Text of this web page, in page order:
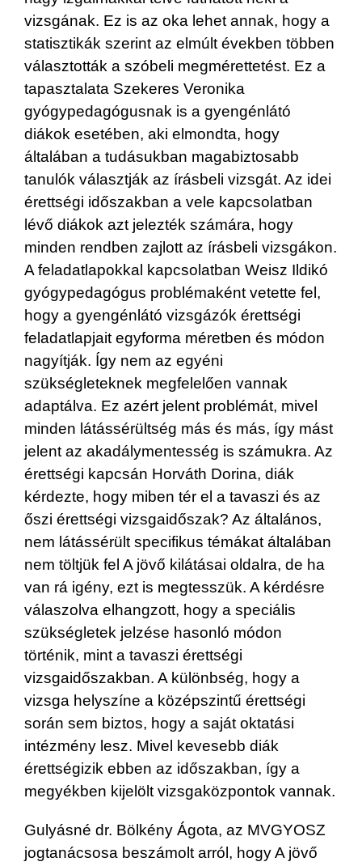
vizsgának. Ez is az oka lehet annak, hogy a
statisztikák szerint az elmúlt években többen
választották a szóbeli megmérettetést. Ez a
tapasztalata Szekeres Veronika
gyógypedagógusnak is a gyengénlátó
diákok esetében, aki elmondta, hogy
általában a tudásukban magabiztosabb
tanulók választják az írásbeli vizsgát. Az idei
érettségi időszakban a vele kapcsolatban
lévő diákok azt jelezték számára, hogy
minden rendben zajlott az írásbeli vizsgákon.
A feladatlapokkal kapcsolatban Weisz Ildikó
gyógypedagógus problémaként vetette fel,
hogy a gyengénlátó vizsgázók érettségi
feladatlapjait egyforma méretben és módon
nagyítják. Így nem az egyéni
szükségleteknek megfelelően vannak
adaptálva. Ez azért jelent problémát, mivel
minden látássérültség más és más, így mást
jelent az akadálymentesség is számukra. Az
érettségi kapcsán Horváth Dorina, diák
kérdezte, hogy miben tér el a tavaszi és az
őszi érettségi vizsgaidőszak? Az általános,
nem látássérült specifikus témákat általában
nem töltjük fel A jövő kilátásai oldalra, de ha
van rá igény, ezt is megtesszük. A kérdésre
válaszolva elhangzott, hogy a speciális
szükségletek jelzése hasonló módon
történik, mint a tavaszi érettségi
vizsgaidőszakban. A különbség, hogy a
vizsga helyszíne a középszintű érettségi
során sem biztos, hogy a saját oktatási
intézmény lesz. Mivel kevesebb diák
érettségizik ebben az időszakban, így a
megyékben kijelölt vizsgaközpontok vannak.
Gulyásné dr. Bölkény Ágota, az MVGYOSZ
jogtanácsosa beszámolt arról, hogy A jövő